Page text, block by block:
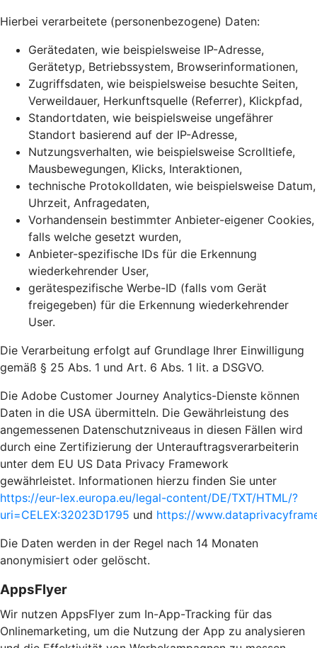
Hierbei verarbeitete (personenbezogene) Daten:
Gerätedaten, wie beispielsweise IP-Adresse,
Gerätetyp, Betriebssystem, Browserinformationen,
Zugriffsdaten, wie beispielsweise besuchte Seiten,
Verweildauer, Herkunftsquelle (Referrer), Klickpfad,
Standortdaten, wie beispielsweise ungefährer
Standort basierend auf der IP-Adresse,
Nutzungsverhalten, wie beispielsweise Scrolltiefe,
Mausbewegungen, Klicks, Interaktionen,
technische Protokolldaten, wie beispielsweise Datum,
Uhrzeit, Anfragedaten,
Vorhandensein bestimmter Anbieter-eigener Cookies,
falls welche gesetzt wurden,
Anbieter-spezifische IDs für die Erkennung
wiederkehrender User,
gerätespezifische Werbe-ID (falls vom Gerät
freigegeben) für die Erkennung wiederkehrender
User.
Die Verarbeitung erfolgt auf Grundlage Ihrer Einwilligung
gemäß § 25 Abs. 1 und Art. 6 Abs. 1 lit. a DSGVO.
Die Adobe Customer Journey Analytics-Dienste können
Daten in die USA übermitteln. Die Gewährleistung des
angemessenen Datenschutzniveaus in diesen Fällen wird
durch eine Zertifizierung der Unterauftragsverarbeiterin
unter dem EU US Data Privacy Framework
gewährleistet. Informationen hierzu finden Sie unter
https://eur-lex.europa.eu/legal-content/DE/TXT/HTML/?
uri=CELEX:32023D1795 und https://
Die Daten werden in der Regel nach 14 Monaten
anonymisiert oder gelöscht.
AppsFlyer
Wir nutzen AppsFlyer zum In-App-Tracking für das
Onlinemarketing, um die Nutzung der App zu analysieren